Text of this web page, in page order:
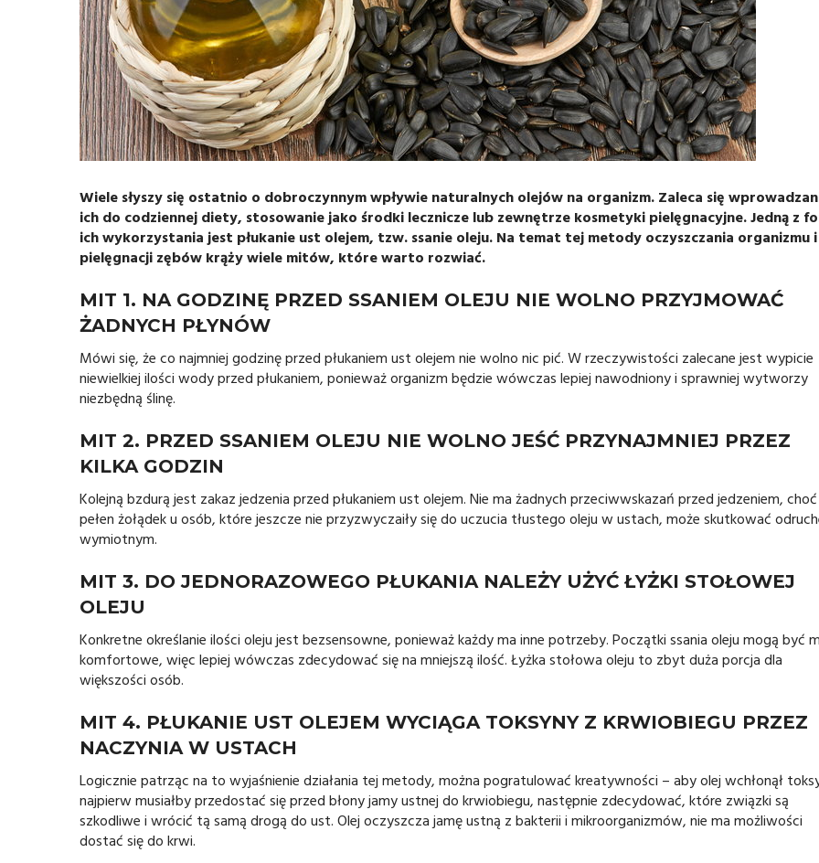
Wiele słyszy się ostatnio o dobroczynnym wpływie naturalnych olejów na organizm. Zaleca się
ich do codziennej diety, stosowanie jako środki lecznicze lub zewnętrze kosmetyki pielęgnacyjne. Jedną z
ich wykorzystania jest płukanie ust olejem, tzw. ssanie oleju. Na temat tej metody oczyszczania organizmu i
pielęgnacji zębów krąży wiele mitów, które warto rozwiać.
MIT 1. NA GODZINĘ PRZED SSANIEM OLEJU NIE WOLNO PRZYJMOWAĆ
ŻADNYCH PŁYNÓW
Mówi się, że co najmniej godzinę przed płukaniem ust olejem nie wolno nic pić. W rzeczywistości zalecane jest wypicie
niewielkiej ilości wody przed płukaniem, ponieważ organizm będzie wówczas lepiej nawodniony i sprawniej wytworzy
niezbędną ślinę.
MIT 2. PRZED SSANIEM OLEJU NIE WOLNO JEŚĆ PRZYNAJMNIEJ PRZEZ
KILKA GODZIN
Kolejną bzdurą jest zakaz jedzenia przed płukaniem ust olejem. Nie ma żadnych przeciwwskazań przed jedzeniem, choć
pełen żołądek u osób, które jeszcze nie przyzwyczaiły się do uczucia tłustego oleju w ustach, może skutkować
wymiotnym.
MIT 3. DO JEDNORAZOWEGO PŁUKANIA NALEŻY UŻYĆ ŁYŻKI STOŁOWEJ
OLEJU
Konkretne określanie ilości oleju jest bezsensowne, ponieważ każdy ma inne potrzeby. Początki ssania oleju mogą być
komfortowe, więc lepiej wówczas zdecydować się na mniejszą ilość. Łyżka stołowa oleju to zbyt duża porcja dla
większości osób.
MIT 4. PŁUKANIE UST OLEJEM WYCIĄGA TOKSYNY Z KRWIOBIEGU PRZEZ
NACZYNIA W USTACH
Logicznie patrząc na to wyjaśnienie działania tej metody, można pogratulować kreatywności – aby olej wchłonął
najpierw musiałby przedostać się przed błony jamy ustnej do krwiobiegu, następnie zdecydować, które związki są
szkodliwe i wrócić tą samą drogą do ust. Olej oczyszcza jamę ustną z bakterii i mikroorganizmów, nie ma możliwości
dostać się do krwi.